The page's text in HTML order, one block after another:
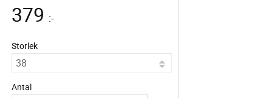
379 :-
Storlek
Antal